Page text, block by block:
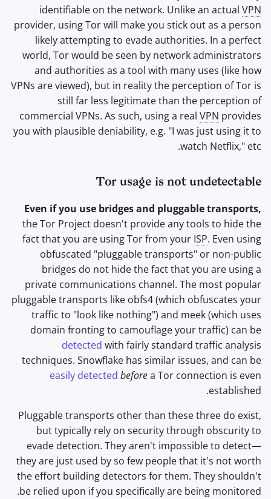
identifiable on the network. Unlike an actual VPN
provider, using Tor will make you stick out as a person
likely attempting to evade authorities. In a perfect
world, Tor would be seen by network administrators
and authorities as a tool with many uses (like how
VPNs are viewed), but in reality the perception of Tor is
still far less legitimate than the perception of
commercial VPNs. As such, using a real VPN provides
you with plausible deniability, e.g. "I was just using it to
watch Netflix," etc.
Tor usage is not undetectable
Even if you use bridges and pluggable transports,
the Tor Project doesn't provide any tools to hide the
fact that you are using Tor from your ISP. Even using
obfuscated "pluggable transports" or non-public
bridges do not hide the fact that you are using a
private communications channel. The most popular
pluggable transports like obfs4 (which obfuscates your
traffic to "look like nothing") and meek (which uses
domain fronting to camouflage your traffic) can be
detected with fairly standard traffic analysis
techniques. Snowflake has similar issues, and can be
easily detected beforea Tor connection is even
established.
Pluggable transports other than these three do exist,
but typically rely on security through obscurity to
evade detection. They aren't impossible to detect—
they are just used by so few people that it's not worth
the effort building detectors for them. They shouldn't
be relied upon if you specifically are being monitored.